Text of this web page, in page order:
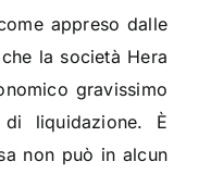
appreso dalle
la società Hera
gravissimo
liquidazione. È
non può in alcun